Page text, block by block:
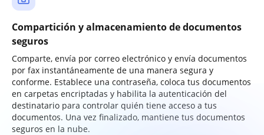
Compartición y almacenamiento de documentos
seguros
Comparte, envía por correo electrónico y envía documentos
por fax instantáneamente de una manera segura y
conforme. Establece una contraseña, coloca tus documentos
en carpetas encriptadas y habilita la autenticación del
destinatario para controlar quién tiene acceso a tus
documentos. Una vez finalizado, mantiene tus documentos
seguros en la nube.